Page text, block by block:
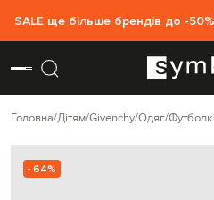
SALE ще більше брендів до -
Головна Дітям Givenchy Одяг
- 64%